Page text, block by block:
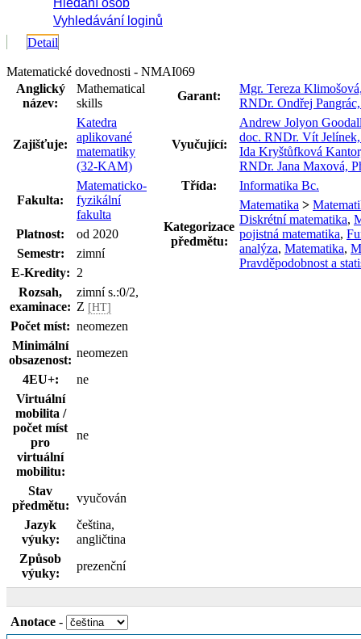
Hledání osob
Vyhledávání loginů
Detail
Matematické dovednosti - NMAI069
Anglický
název:
Mathematical
skills
Zajišťuje:
Katedra
aplikované
matematiky
(32-KAM)
Fakulta:
Matematicko-
fyzikální
fakulta
Platnost:
od 2020
Semestr:
zimní
E-Kredity: 2
Rozsah,
examinace:
zimní s.:0/2,
Z [HT]
Počet míst: neomezen
Minimální
obsazenost:
neomezen
4EU+:
ne
Virtuální
mobilita /
počet míst
pro
virtuální
mobilitu:
ne
Stav
předmětu:
vyučován
Jazyk
výuky:
čeština,
angličtina
Způsob
výuky:
prezenční
Garant:
Mgr. Tereza
RNDr. Ondřej
Vyučující:
Andrew Jolyon
doc. RNDr. Vít
Ida Kryštůfková
RNDr. Jana Maxová,
Třída:
Informatika Bc.
Kategorizace
předmětu:
Matematika >
Diskrétní matematika,
pojistná matematika,
analýza, Matematika,
Pravděpodobnost a
Anotace -